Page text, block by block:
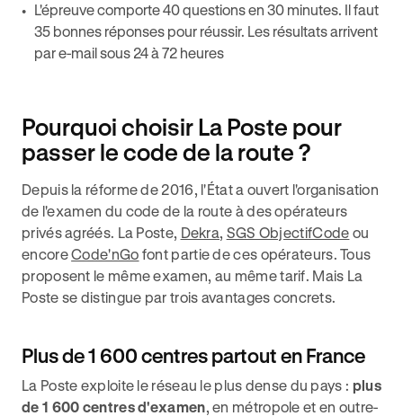
L'épreuve comporte 40 questions en 30 minutes. Il faut
35 bonnes réponses pour réussir. Les résultats arrivent
par e-mail sous 24 à 72 heures
Pourquoi choisir La Poste pour
passer le code de la route ?
Depuis la réforme de 2016, l'État a ouvert l'organisation
de l'examen du code de la route à des opérateurs
privés agréés. La Poste, Dekra, SGS ObjectifCode ou
encoreCode'nGo font partie de ces opérateurs. Tous
proposent le même examen, au même tarif. Mais La
Poste se distingue par trois avantages concrets.
Plus de 1 600 centres partout en France
La Poste exploite le réseau le plus dense du pays : plus
de 1 600 centres d'examen, en métropole et en outre-